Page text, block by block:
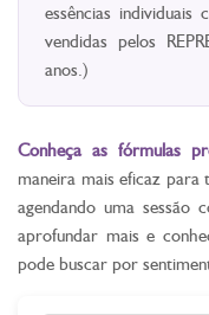
essências
vendidas pelos
anos.)
Conheça as fórmulas
maneira mais eficaz
agendando uma sessão
aprofundar mais e
pode buscar por